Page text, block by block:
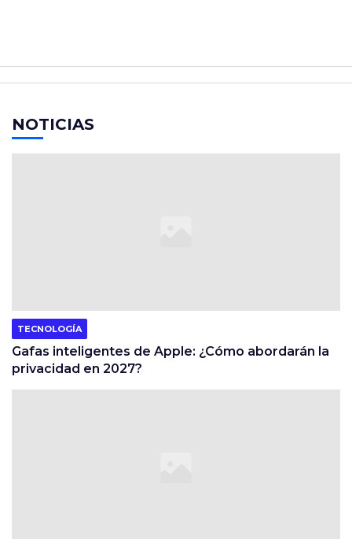
NOTICIAS
TECNOLOGÍA
Gafas inteligentes de Apple: ¿Cómo abordarán la
privacidad en 2027?